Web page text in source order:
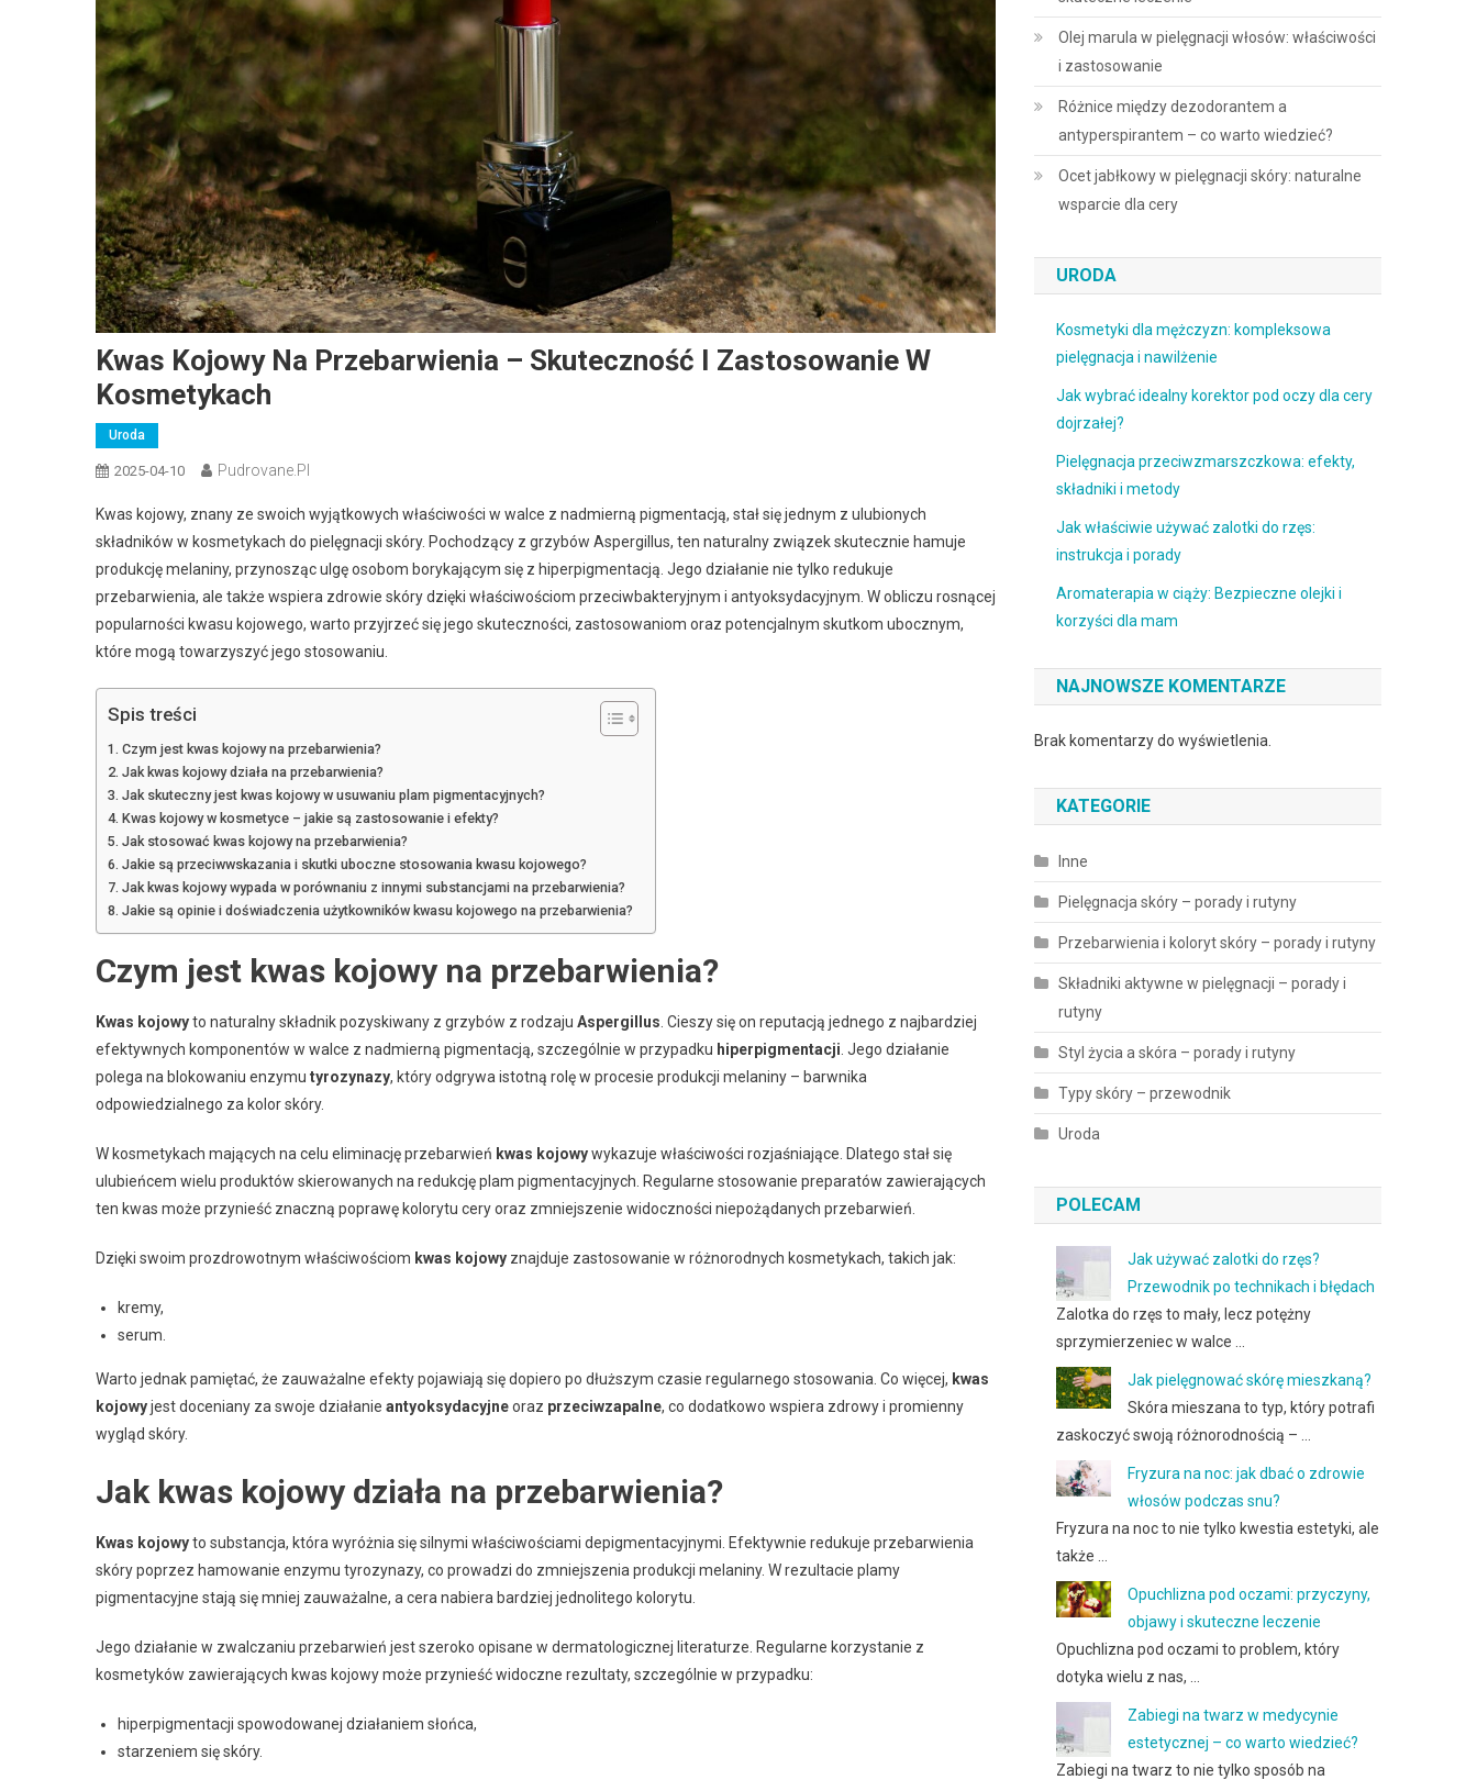
Kwas Kojowy Na Przebarwienia – Skuteczność I Zastosowanie W
Kosmetykach
Uroda
2025-04-10 Pudrovane.pl
Kwas kojowy, znany ze swoich wyjątkowych właściwości w walce z nadmierną pigmentacją, stał się jednym z ulubionych
składników w kosmetykach do pielęgnacji skóry. Pochodzący z grzybów Aspergillus, ten naturalny związek skutecznie hamuje
produkcję melaniny, przynosząc ulgę osobom borykającym się z hiperpigmentacją. Jego działanie nie tylko redukuje
przebarwienia, ale także wspiera zdrowie skóry dzięki właściwościom przeciwbakteryjnym i antyoksydacyjnym. W obliczu rosnącej
popularności kwasu kojowego, warto przyjrzeć się jego skuteczności, zastosowaniom oraz potencjalnym skutkom ubocznym,
które mogą towarzyszyć jego stosowaniu.
Spis treści
Czym jest kwas kojowy na przebarwienia?
Jak kwas kojowy działa na przebarwienia?
Jak skuteczny jest kwas kojowy w usuwaniu plam pigmentacyjnych?
Kwas kojowy w kosmetyce – jakie są zastosowanie i efekty?
Jak stosować kwas kojowy na przebarwienia?
Jakie są przeciwwskazania i skutki uboczne stosowania kwasu kojowego?
Jak kwas kojowy wypada w porównaniu z innymi substancjami na przebarwienia?
Jakie są opinie i doświadczenia użytkowników kwasu kojowego na przebarwienia?
Czym jest kwas kojowy na przebarwienia?
Kwas kojowyto naturalny składnik pozyskiwany z grzybów z rodzaju Aspergillus. Cieszy się on reputacją jednego z najbardziej
efektywnych komponentów w walce z nadmierną pigmentacją, szczególnie w przypadku hiperpigmentacji. Jego działanie
polega na blokowaniu enzymu tyrozynazy, który odgrywa istotną rolę w procesie produkcji melaniny – barwnika
odpowiedzialnego za kolor skóry.
W kosmetykach mających na celu eliminację przebarwień kwas kojowywykazuje właściwości rozjaśniające. Dlatego stał się
ulubieńcem wielu produktów skierowanych na redukcję plam pigmentacyjnych. Regularne stosowanie preparatów zawierających
ten kwas może przynieść znaczną poprawę kolorytu cery oraz zmniejszenie widoczności niepożądanych przebarwień.
Dzięki swoim prozdrowotnym właściwościom kwas kojowy znajduje zastosowanie w różnorodnych kosmetykach, takich jak:
kremy,
serum.
Warto jednak pamiętać, że zauważalne efekty pojawiają się dopiero po dłuższym czasie regularnego stosowania. Co więcej, kwas
kojowyjest doceniany za swoje działanie antyoksydacyjneoraz przeciwzapalne, co dodatkowo wspiera zdrowy i promienny
wygląd skóry.
Jak kwas kojowy działa na przebarwienia?
Kwas kojowyto substancja, która wyróżnia się silnymi właściwościami depigmentacyjnymi. Efektywnie redukuje przebarwienia
skóry poprzez hamowanie enzymu tyrozynazy, co prowadzi do zmniejszenia produkcji melaniny. W rezultacie plamy
pigmentacyjne stają się mniej zauważalne, a cera nabiera bardziej jednolitego kolorytu.
Jego działanie w zwalczaniu przebarwień jest szeroko opisane w dermatologicznej literaturze. Regularne korzystanie z
kosmetyków zawierających kwas kojowy może przynieść widoczne rezultaty, szczególnie w przypadku:
hiperpigmentacji spowodowanej działaniem słońca,
starzeniem się skóry.
Olej marula w pielęgnacji włosów: właściwości
i zastosowanie
Różnice między dezodorantem a
antyperspirantem – co warto wiedzieć?
Ocet jabłkowy w pielęgnacji skóry: naturalne
wsparcie dla cery
URODA
Kosmetyki dla mężczyzn: kompleksowa
pielęgnacja i nawilżenie
Jak wybrać idealny korektor pod oczy dla cery
dojrzałej?
Pielęgnacja przeciwzmarszczkowa: efekty,
składniki i metody
Jak właściwie używać zalotki do rzęs:
instrukcja i porady
Aromaterapia w ciąży: Bezpieczne olejki i
korzyści dla mam
NAJNOWSZE KOMENTARZE
Brak komentarzy do wyświetlenia.
KATEGORIE
Inne
Pielęgnacja skóry – porady i rutyny
Przebarwienia i koloryt skóry – porady i rutyny
Składniki aktywne w pielęgnacji – porady i
rutyny
Styl życia a skóra – porady i rutyny
Typy skóry – przewodnik
Uroda
POLECAM
Jak używać zalotki do rzęs?
Przewodnik po technikach i błędach
Zalotka do rzęs to mały, lecz potężny
sprzymierzeniec w walce …
Jak pielęgnować skórę mieszkaną?
Skóra mieszana to typ, który potrafi
zaskoczyć swoją różnorodnością – …
Fryzura na noc: jak dbać o zdrowie
włosów podczas snu?
Fryzura na noc to nie tylko kwestia estetyki, ale
także …
Opuchlizna pod oczami: przyczyny,
objawy i skuteczne leczenie
Opuchlizna pod oczami to problem, który
dotyka wielu z nas, …
Zabiegi na twarz w medycynie
estetycznej – co warto wiedzieć?
Zabiegi na twarz to nie tylko sposób na